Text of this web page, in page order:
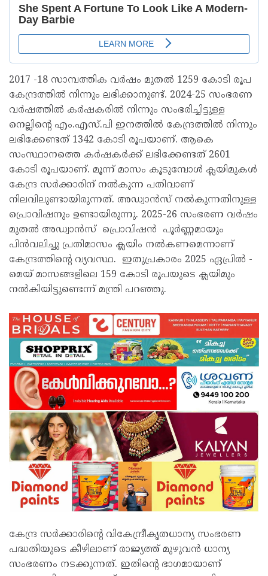
2017 -18 സാമ്പത്തിക വർഷം മുതൽ 1259 കോടി രൂപ
കേന്ദ്രത്തിൽ നിന്നും ലഭിക്കാനുണ്ട്. 2024-25 സംഭരണ
വർഷത്തിൽ കർഷകരിൽ നിന്നും സംഭരിച്ചിട്ടുള്ള
നെല്ലിന്റെ എം.എസ്.പി ഇനത്തിൽ കേന്ദ്രത്തിൽ നിന്നും
ലഭിക്കേണ്ടത് 1342 കോടി രൂപയാണ്. ആകെ
സംസ്ഥാനത്തെ കർഷകർക്ക് ലഭിക്കേണ്ടത് 2601
കോടി രൂപയാണ്. മൂന്ന് മാസം കൂടുമ്പോൾ ക്ലയിമുകൾ
കേന്ദ്ര സർക്കാരിന് നൽകുന്ന പതിവാണ്
നിലവിലുണ്ടായിരുന്നത്. അഡ്വാൻസ് നൽകുന്നതിനുള്ള
പ്രൊവിഷനും ഉണ്ടായിരുന്നു. 2025-26 സംഭരണ വർഷം
മുതൽ അഡ്വാൻസ് പ്രൊവിഷൻ പൂർണ്ണമായും
പിൻവലിച്ചു പ്രതിമാസം ക്ലയിം നൽകണമെന്നാണ്
കേന്ദ്രത്തിന്റെ വ്യവസ്ഥ. ഇതുപ്രകാരം 2025 ഏപ്രിൽ -
മെയ് മാസങ്ങളിലെ 159 കോടി രൂപയുടെ ക്ലയിമും
നൽകിയിട്ടുണ്ടെന്ന് മന്ത്രി പറഞ്ഞു.
കേന്ദ്ര സർക്കാരിന്റെ വികേന്ദ്രീകൃതധാന്യ സംഭരണ
പദ്ധതിയുടെ കീഴിലാണ് രാജ്യത്ത് മുഴുവൻ ധാന്യ
സംഭരണം നടക്കുന്നത്. ഇതിന്റെ ഭാഗമായാണ്